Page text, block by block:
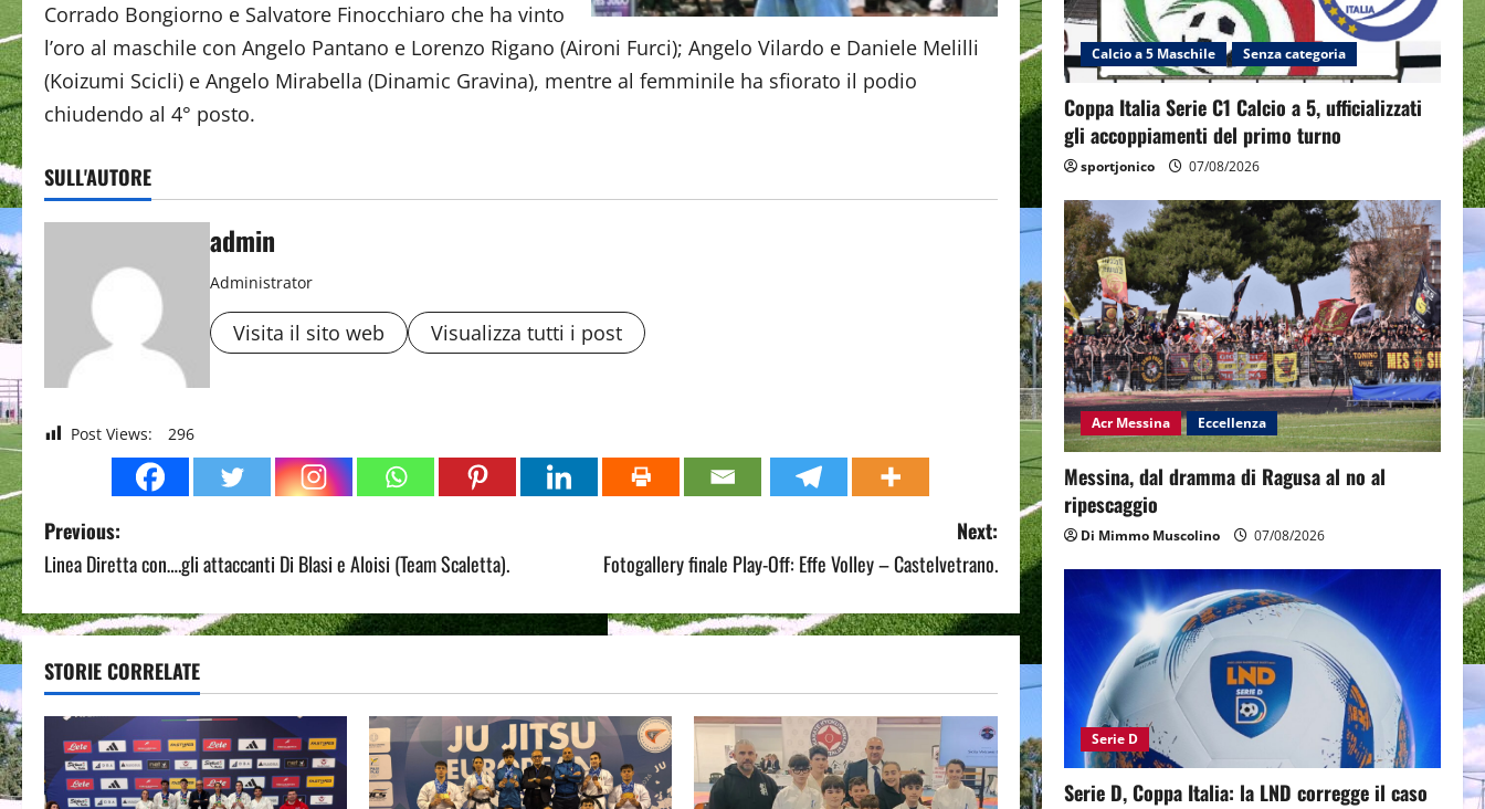
Corrado Bongiorno e Salvatore Finocchiaro che ha vinto
l’oro al maschile con Angelo Pantano e Lorenzo Rigano (Aironi Furci); Angelo Vilardo e Daniele Melilli
(Koizumi Scicli) e Angelo Mirabella (Dinamic Gravina), mentre al femminile ha sfiorato il podio
chiudendo al 4° posto.
SULL'AUTORE
admin
Administrator
Visita il sito web Visualizza tutti i post
Post Views: 296
P
o
s
t
n
a
Previous:
Linea Diretta con….gli attaccanti Di Blasi e Aloisi (Team Scaletta).
Next:
Fotogallery finale Play-Off: Effe Volley – Castelvetrano.
STORIE CORRELATE
Calcio a 5 Maschile Senza categoria
Coppa Italia Serie C1 Calcio a 5, ufficializzati
gli accoppiamenti del primo turno
sportjonico 07/08/2026
Acr Messina Eccellenza
Messina, dal dramma di Ragusa al no al
ripescaggio
Di Mimmo Muscolino 07/08/2026
Serie D
Serie D, Coppa Italia: la LND corregge il caso